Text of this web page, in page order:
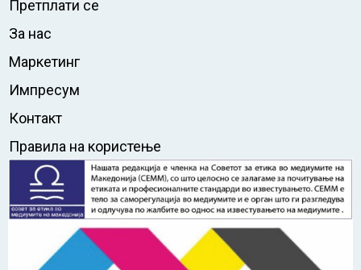
Претплати се
За нас
Маркетинг
Импресум
Контакт
Правила на користење